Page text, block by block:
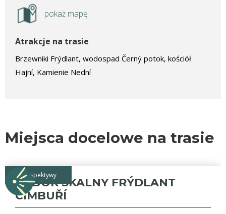
pokaż mapę
Atrakcje na trasie
Brzewniki Frýdlant, wodospad Černý potok, kościół
Hajní, Kamienie Nední
Miejsca docelowe na trasie
perspektywy
WIDOK SKALNY FRÝDLANT
CIMBUŘÍ